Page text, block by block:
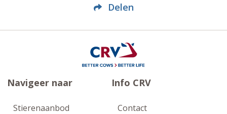
Delen
Navigeer naar
Stierenaanbod
Info CRV
Contact